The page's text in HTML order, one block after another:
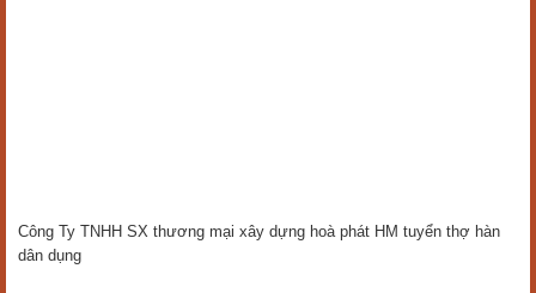
Công Ty TNHH SX thương mại xây dựng hoà phát HM tuyển thợ hàn
dân dụng